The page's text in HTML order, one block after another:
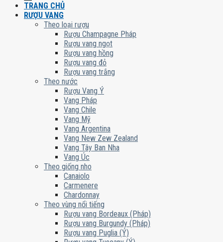
TRANG CHỦ
RƯỢU VANG
Theo loại rượu
Rượu Champagne Pháp
Rượu vang ngọt
Rượu vang hồng
Rượu vang đỏ
Rượu vang trắng
Theo nước
Rượu Vang Ý
Vang Pháp
Vang Chile
Vang Mỹ
Vang Argentina
Vang New Zew Zealand
Vang Tây Ban Nha
Vang Úc
Theo giống nho
Canaiolo
Carmenere
Chardonnay
Theo vùng nổi tiếng
Rượu vang Bordeaux (Pháp)
Rượu vang Burgundy (Pháp)
Rượu vang Puglia (Ý)